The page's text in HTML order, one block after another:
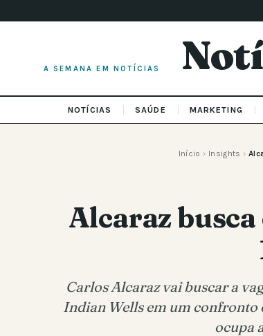
A SEMANA EM NOTÍCIAS
NOTÍCIAS SAÚDE MARKETING
Início › Insights ›
Alcaraz
Carlos Alcaraz vai buscar a
Indian Wells em um
ocupa